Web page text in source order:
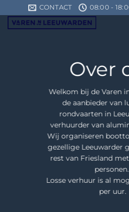
naar
inhoud
CONTACT 08:00 -
Over
Welkom bij de Varen
de aanbieder van
rondvaarten in
verhuurder van
Wij organiseren
gezellige Leeuwarder
rest van Friesland
personen.
Losse verhuur is al
per uur.